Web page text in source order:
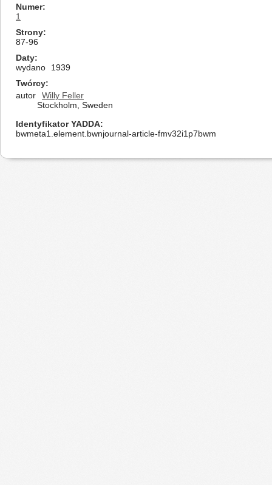
Numer
1
Strony
87-96
Daty
wydano
1939
Twórcy
autor
Willy Feller
Stockholm, Sweden
Identyfikator YADDA
bwmeta1.element.bwnjournal-article-fmv32i1p7bwm